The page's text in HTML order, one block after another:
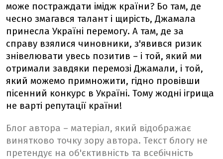
може постраждати імідж країни? Бо там, де
чесно змагався талант і щирість, Джамала
принесла Україні перемогу. А там, де за
справу взялися чиновники, з'явився ризик
знівелювати увесь позитив – і той, який ми
отримали завдяки перемозі Джамали, і той,
який можемо примножити, гідно провівши
пісенний конкурс в Україні. Тому жодні ігрища
не варті репутації країни!
Блог автора – матеріал, який відображає
винятково точку зору автора. Текст блогу не
претендує на об'єктивність та всебічність